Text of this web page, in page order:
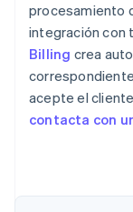
procesamiento
integración con
Billing crea
acepte el
contacta con